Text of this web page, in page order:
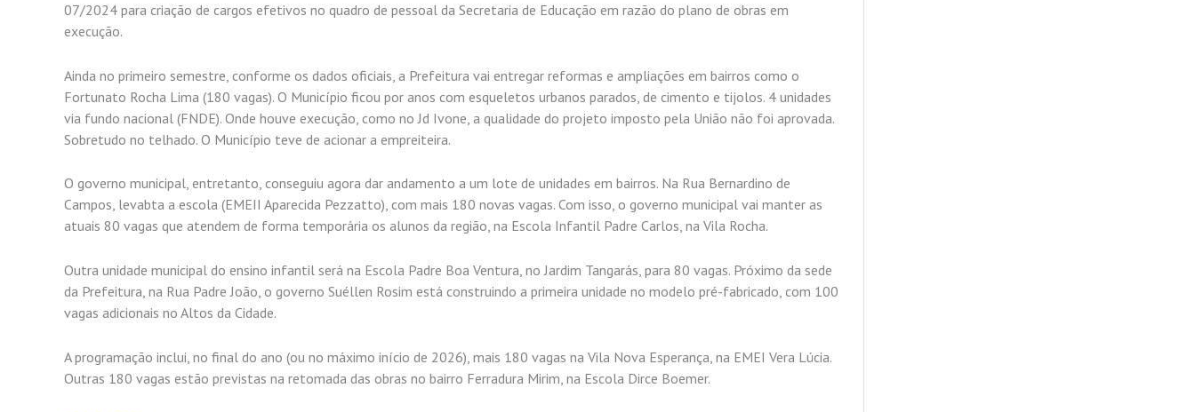
07/2024 para criação de cargos efetivos no quadro de pessoal da Secretaria de Educação em razão do plano de obras em
execução.
Ainda no primeiro semestre, conforme os dados oficiais, a Prefeitura vai entregar reformas e ampliações em bairros como o
Fortunato Rocha Lima (180 vagas). O Município ficou por anos com esqueletos urbanos parados, de cimento e tijolos. 4 unidades
via fundo nacional (FNDE). Onde houve execução, como no Jd Ivone, a qualidade do projeto imposto pela União não foi aprovada.
Sobretudo no telhado. O Município teve de acionar a empreiteira.
O governo municipal, entretanto, conseguiu agora dar andamento a um lote de unidades em bairros. Na Rua Bernardino de
Campos, levabta a escola (EMEII Aparecida Pezzatto), com mais 180 novas vagas. Com isso, o governo municipal vai manter as
atuais 80 vagas que atendem de forma temporária os alunos da região, na Escola Infantil Padre Carlos, na Vila Rocha.
Outra unidade municipal do ensino infantil será na Escola Padre Boa Ventura, no Jardim Tangarás, para 80 vagas. Próximo da sede
da Prefeitura, na Rua Padre João, o governo Suéllen Rosim está construindo a primeira unidade no modelo pré-fabricado, com 100
vagas adicionais no Altos da Cidade.
A programação inclui, no final do ano (ou no máximo início de 2026), mais 180 vagas na Vila Nova Esperança, na EMEI Vera Lúcia.
Outras 180 vagas estão previstas na retomada das obras no bairro Ferradura Mirim, na Escola Dirce Boemer.